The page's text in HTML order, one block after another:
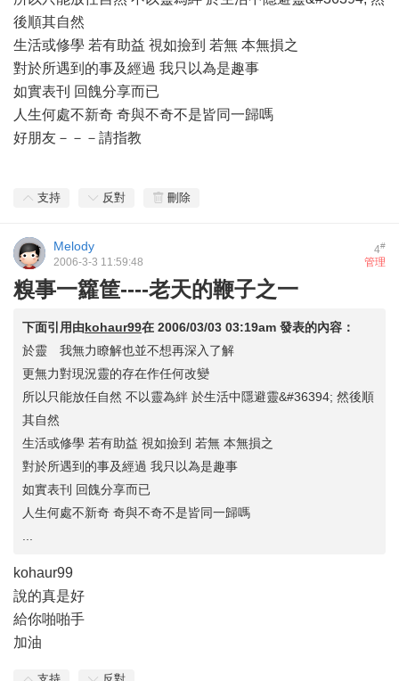
後順其自然
生活或修學 若有助益 視如撿到 若無 本無損之
對於所遇到的事及經過 我只以為是趣事
如實表刊 回餽分享而已
人生何處不新奇 奇與不奇不是皆同一歸嗎
好朋友－－－請指教
支持 反對 刪除
4#
Melody
管理
2006-3-3 11:59:48
糗事一籮筐----老天的鞭子之一
下面引用由kohaur99在 2006/03/03 03:19am 發表的內容：
於靈 我無力瞭解也並不想再深入了解
更無力對現況靈的存在作任何改變
所以只能放任自然 不以靈為絆 於生活中隱避靈&#36394; 然後順
其自然
生活或修學 若有助益 視如撿到 若無 本無損之
對於所遇到的事及經過 我只以為是趣事
如實表刊 回餽分享而已
人生何處不新奇 奇與不奇不是皆同一歸嗎
kohaur99
說的真是好
給你啪啪手
加油